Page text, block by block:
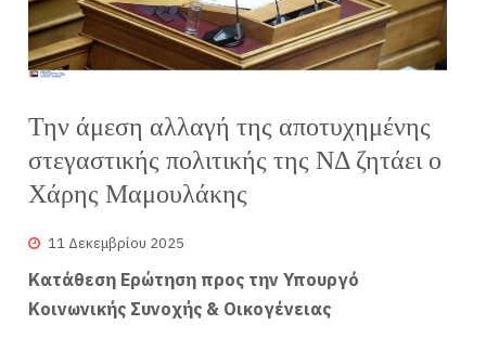
Την άμεση αλλαγή της αποτυχημένης
στεγαστικής πολιτικής της ΝΔ ζητάει ο
Χάρης Μαμουλάκης
11 Δεκεμβρίου 2025
Κατάθεση Ερώτηση προς την Υπουργό
Κοινωνικής Συνοχής & Οικογένειας